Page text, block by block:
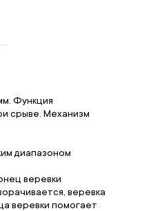
Функция
срыве. Механизм
диапазоном
веревки
веревка
веревки помогает